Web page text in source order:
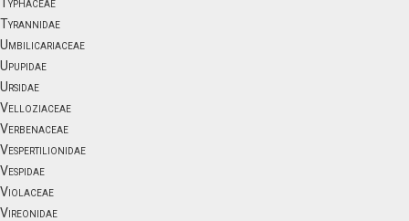
Tyrannidae
Umbilicariaceae
Upupidae
Ursidae
Velloziaceae
Verbenaceae
Vespertilionidae
Vespidae
Violaceae
Vireonidae